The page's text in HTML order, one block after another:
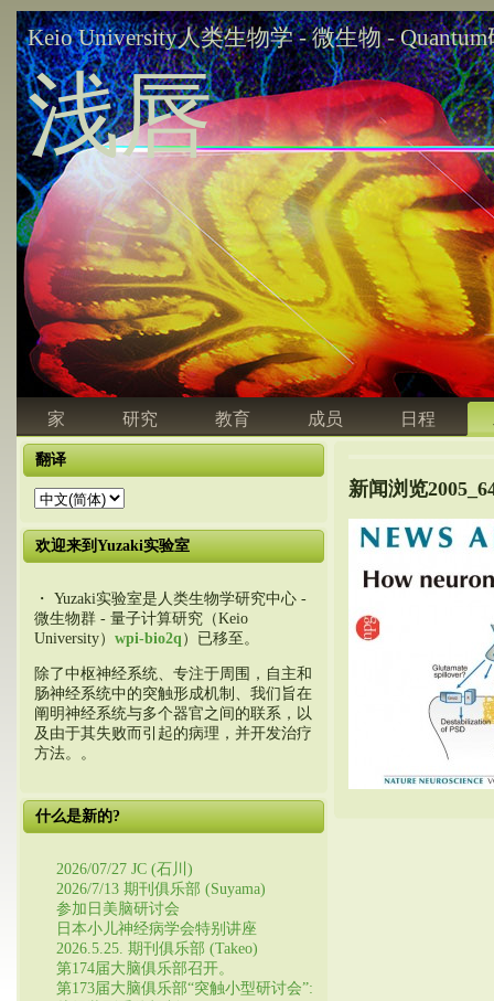
Keio University人类生物学 - 微生物 -
浅唇
家 研究 教育 成员 日程
翻译
欢迎来到Yuzaki实验室
・ Yuzaki实验室是人类生物学研究中心 -
微生物群 - 量子计算研究（Keio
University） wpi-bio2q ）已移至。
除了中枢神经系统、专注于周围，自主和
肠神经系统中的突触形成机制、我们旨在
阐明神经系统与多个器官之间的联系，以
及由于其失败而引起的病理，并开发治疗
方法。。
什么是新的?
2026/07/27 JC (石川)
2026/7/13 期刊俱乐部 (Suyama)
参加日美脑研讨会
日本小儿神经病学会特别讲座
2026.5.25. 期刊俱乐部 (Takeo)
第174届大脑俱乐部召开。
第173届大脑俱乐部“突触小型研讨会”:
新闻浏览